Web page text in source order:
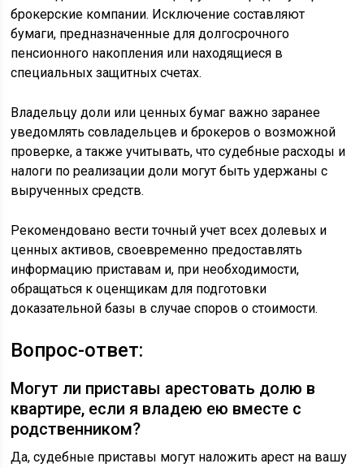
брокерские компании. Исключение составляют
бумаги, предназначенные для долгосрочного
пенсионного накопления или находящиеся в
специальных защитных счетах.
Владельцу доли или ценных бумаг важно заранее
уведомлять совладельцев и брокеров о возможной
проверке, а также учитывать, что судебные расходы и
налоги по реализации доли могут быть удержаны с
вырученных средств.
Рекомендовано вести точный учет всех долевых и
ценных активов, своевременно предоставлять
информацию приставам и, при необходимости,
обращаться к оценщикам для подготовки
доказательной базы в случае споров о стоимости.
Вопрос-ответ:
Могут ли приставы арестовать долю в
квартире, если я владею ею вместе с
родственником?
Да, судебные приставы могут наложить арест на вашу